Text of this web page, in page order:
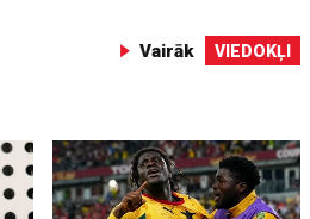
Vairāk VIEDOKĻI